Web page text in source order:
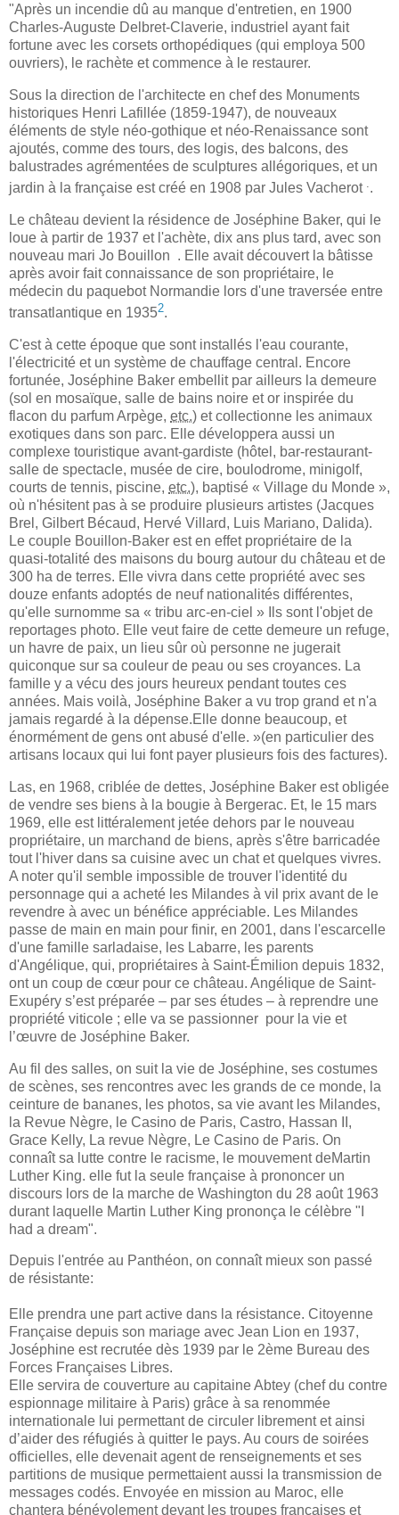
"Après un incendie dû au manque d'entretien, en 1900
Charles-Auguste Delbret-Claverie, industriel ayant fait
fortune avec les corsets orthopédiques (qui employa 500
ouvriers), le rachète et commence à le restaurer.
Sous la direction de l'architecte en chef des Monuments
historiques Henri Lafillée (1859-1947), de nouveaux
éléments de style néo-gothique et néo-Renaissance sont
ajoutés, comme des tours, des logis, des balcons, des
balustrades agrémentées de sculptures allégoriques, et un
jardin à la française est créé en 1908 par Jules Vacherot .
Le château devient la résidence de Joséphine Baker, qui le
loue à partir de 1937 et l'achète, dix ans plus tard, avec son
nouveau mari Jo Bouillon . Elle avait découvert la bâtisse
après avoir fait connaissance de son propriétaire, le
médecin du paquebot Normandie lors d'une traversée entre
transatlantique en 19352.
C'est à cette époque que sont installés l'eau courante,
l'électricité et un système de chauffage central. Encore
fortunée, Joséphine Baker embellit par ailleurs la demeure
(sol en mosaïque, salle de bains noire et or inspirée du
flacon du parfum Arpège, etc.) et collectionne les animaux
exotiques dans son parc. Elle développera aussi un
complexe touristique avant-gardiste (hôtel, bar-restaurant-
salle de spectacle, musée de cire, boulodrome, minigolf,
courts de tennis, piscine, etc.), baptisé « Village du Monde »,
où n'hésitent pas à se produire plusieurs artistes (Jacques
Brel, Gilbert Bécaud, Hervé Villard, Luis Mariano, Dalida).
Le couple Bouillon-Baker est en effet propriétaire de la
quasi-totalité des maisons du bourg autour du château et de
300 ha de terres. Elle vivra dans cette propriété avec ses
douze enfants adoptés de neuf nationalités différentes,
qu'elle surnomme sa « tribu arc-en-ciel » Ils sont l'objet de
reportages photo. Elle veut faire de cette demeure un refuge,
un havre de paix, un lieu sûr où personne ne jugerait
quiconque sur sa couleur de peau ou ses croyances. La
famille y a vécu des jours heureux pendant toutes ces
années. Mais voilà, Joséphine Baker a vu trop grand et n'a
jamais regardé à la dépense.Elle donne beaucoup, et
énormément de gens ont abusé d'elle. »(en particulier des
artisans locaux qui lui font payer plusieurs fois des factures).
Las, en 1968, criblée de dettes, Joséphine Baker est obligée
de vendre ses biens à la bougie à Bergerac. Et, le 15 mars
1969, elle est littéralement jetée dehors par le nouveau
propriétaire, un marchand de biens, après s'être barricadée
tout l'hiver dans sa ­cuisine avec un chat et quelques vivres.
A noter qu'il semble impossible de trouver l'identité du
personnage qui a acheté les Milandes à vil prix avant de le
revendre à avec un bénéfice appréciable. Les Milandes
passe de main en main pour finir, en 2001, dans l'escarcelle
d'une famille sarladaise, les Labarre, les parents
d'Angélique, qui, propriétaires à Saint-Émilion depuis 1832,
ont un coup de cœur pour ce château. Angélique de Saint-
Exupéry s’est préparée – par ses études – à reprendre une
propriété viticole ; elle va se passionner pour la vie et
l’œuvre de Joséphine Baker.
Au fil des salles, on suit la vie de Joséphine, ses costumes
de scènes, ses rencontres avec les grands de ce monde, la
ceinture de bananes, les photos, sa vie avant les Milandes,
la Revue Nègre, le Casino de Paris, Castro, Hassan II,
Grace Kelly, La revue Nègre, Le Casino de Paris. On
connaît sa lutte contre le racisme, le mouvement deMartin
Luther King. elle fut la seule française à prononcer un
discours lors de la marche de Washington du 28 août 1963
durant laquelle Martin Luther King prononça le célèbre "I
had a dream".
Depuis l'entrée au Panthéon, on connaît mieux son passé
de résistante:
Elle prendra une part active dans la résistance. Citoyenne
Française depuis son mariage avec Jean Lion en 1937,
Joséphine est recrutée dès 1939 par le 2ème Bureau des
Forces Françaises Libres.
Elle servira de couverture au capitaine Abtey (chef du contre
espionnage militaire à Paris) grâce à sa renommée
internationale lui permettant de circuler librement et ainsi
d’aider des réfugiés à quitter le pays. Au cours de soirées
officielles, elle devenait agent de renseignements et ses
partitions de musique permettaient aussi la transmission de
messages codés. Envoyée en mission au Maroc, elle
chantera bénévolement devant les troupes françaises et